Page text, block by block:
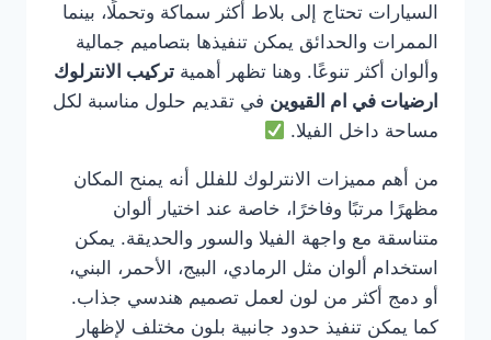
السيارات تحتاج إلى بلاط أكثر سماكة وتحملًا، بينما
الممرات والحدائق يمكن تنفيذها بتصاميم جمالية
وألوان أكثر تنوعًا. وهنا تظهر أهمية تركيب الانترلوك
ارضيات في ام القيوين في تقديم حلول مناسبة لكل
مساحة داخل الفيلا.
من أهم مميزات الانترلوك للفلل أنه يمنح المكان
مظهرًا مرتبًا وفاخرًا، خاصة عند اختيار ألوان
متناسقة مع واجهة الفيلا والسور والحديقة. يمكن
استخدام ألوان مثل الرمادي، البيج، الأحمر، البني،
أو دمج أكثر من لون لعمل تصميم هندسي جذاب.
كما يمكن تنفيذ حدود جانبية بلون مختلف لإظهار